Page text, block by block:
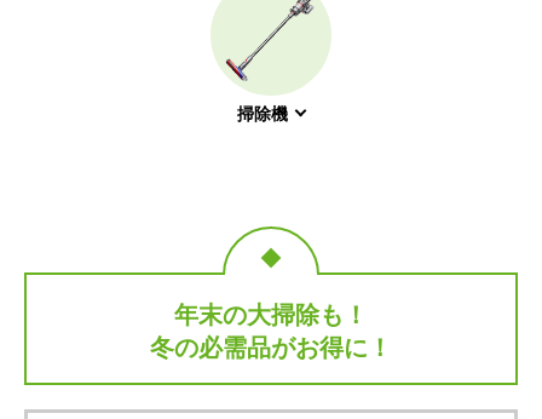
掃除機
年末の大掃除も！
冬の必需品がお得に！